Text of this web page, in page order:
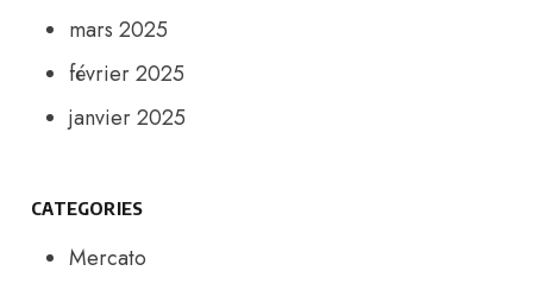
mars 2025
février 2025
janvier 2025
CATEGORIES
Mercato